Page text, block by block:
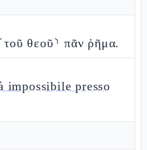
θεοῦ⸃ πᾶν ῥῆμα.
impossibile presso